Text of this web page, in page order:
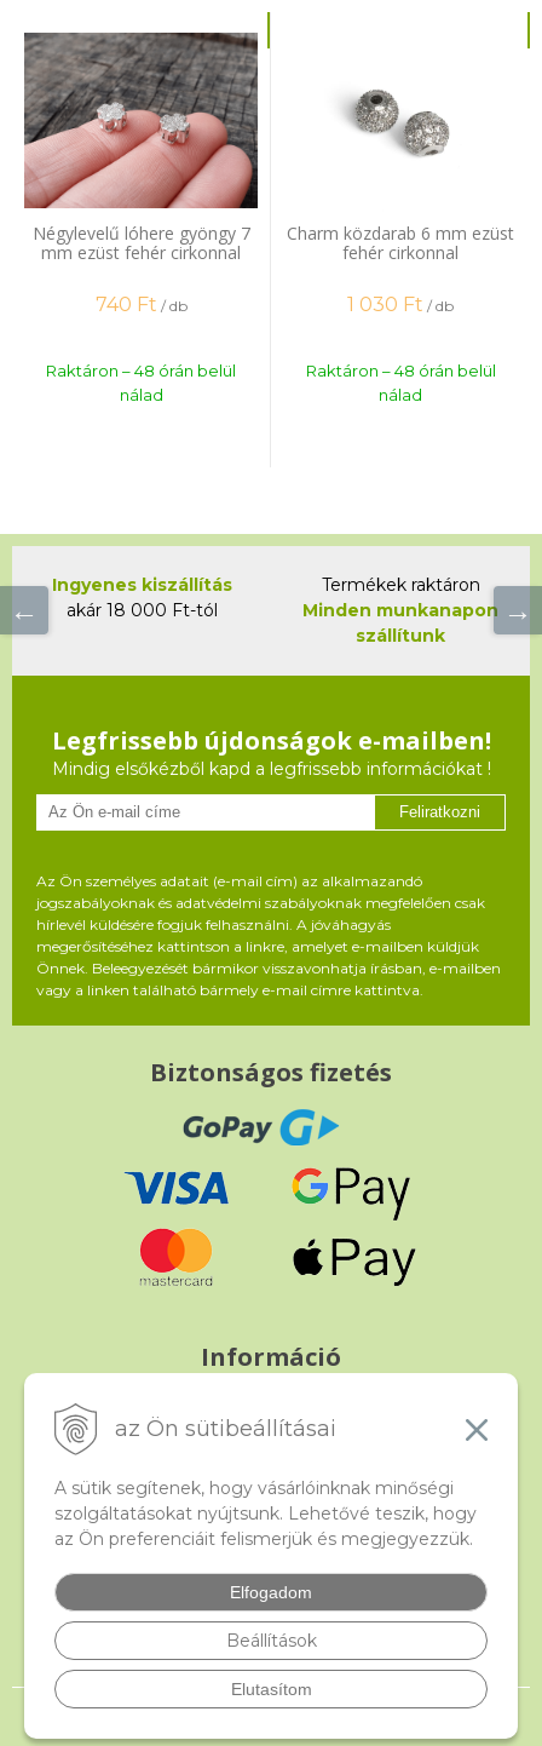
az Ön sütibeállításai
A sütik segítenek, hogy vásárlóinknak minőségi
szolgáltatásokat nyújtsunk. Lehetővé teszik, hogy
az Ön preferenciáit felismerjük és megjegyezzük.
Elfogadom
Beállítások
Elutasítom
Négylevelű lóhere gyöngy 7
mm ezüst fehér cirkonnal
740 Ft / db
Raktáron – 48 órán belül
nálad
Charm közdarab 6 mm ezüst
fehér cirkonnal
1 030 Ft / db
Raktáron – 48 órán belül
nálad
Ingyenes kiszállítás
akár 18 000 Ft-tól
Termékek raktáron
Minden munkanapon
szállítunk
Legfrissebb újdonságok e-mailben!
Mindig elsőkézből kapd a legfrissebb információkat !
Feliratkozni
Az Ön személyes adatait (e-mail cím) az alkalmazandó
jogszabályoknak és adatvédelmi szabályoknak megfelelően csak
hírlevél küldésére fogjuk felhasználni. A jóváhagyás
megerősítéséhez kattintson a linkre, amelyet e-mailben küldjük
Önnek. Beleegyezését bármikor visszavonhatja írásban, e-mailben
vagy a linken található bármely e-mail címre kattintva.
Biztonságos fizetés
Információ
Panasz, árucsere és visszáru
Beado
Kapcsolat
Gyakori kérdések
Facebook
© 2026 beado.hu, a gyöngyök webáruháza •NextShop&e-shop Pohoda